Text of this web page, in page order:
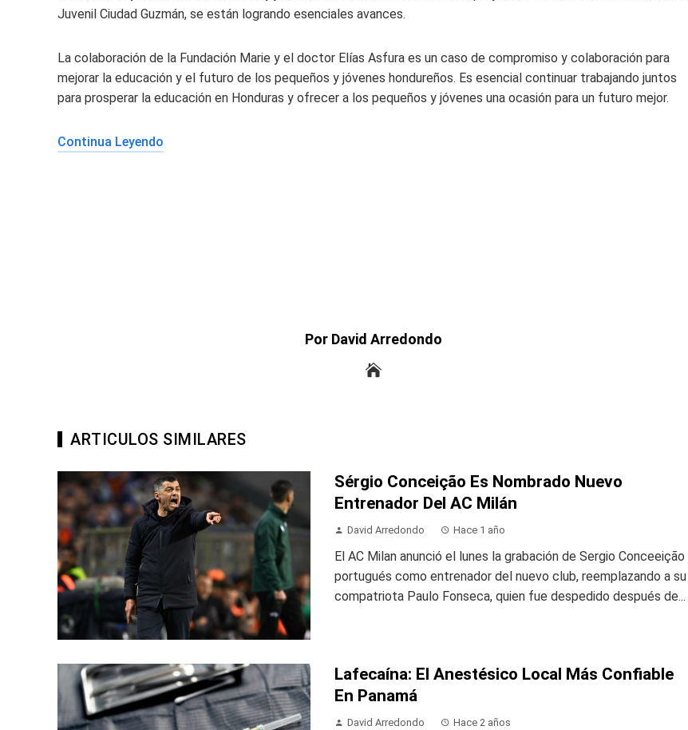
Juvenil Ciudad Guzmán, se están logrando esenciales avances.
La colaboración de la Fundación Marie y el doctor Elías Asfura es un caso de compromiso y colaboración para
mejorar la educación y el futuro de los pequeños y jóvenes hondureños. Es esencial continuar trabajando juntos
para prosperar la educación en Honduras y ofrecer a los pequeños y jóvenes una ocasión para un futuro mejor.
Continua Leyendo
Por David Arredondo
ARTICULOS SIMILARES
Sérgio Conceição Es Nombrado Nuevo
Entrenador Del AC Milán
David Arredondo Hace 1 año
El AC Milan anunció el lunes la grabación de Sergio Conceeição
portugués como entrenador del nuevo club, reemplazando a su
compatriota Paulo Fonseca, quien fue despedido después de...
Lafecaína: El Anestésico Local Más Confiable
En Panamá
David Arredondo Hace 2 años